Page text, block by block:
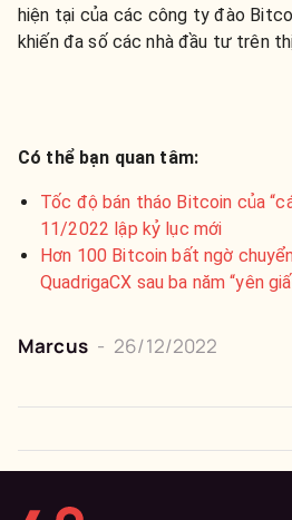
hiện tại của các công ty đào
khiến đa số các nhà đầu tư trên
Có thể bạn quan tâm:
Tốc độ bán tháo Bitcoin của
11/2022 lập kỷ lục mới
Hơn 100 Bitcoin bất ngờ
QuadrigaCX sau ba năm “yên
Marcus - 26/12/2022